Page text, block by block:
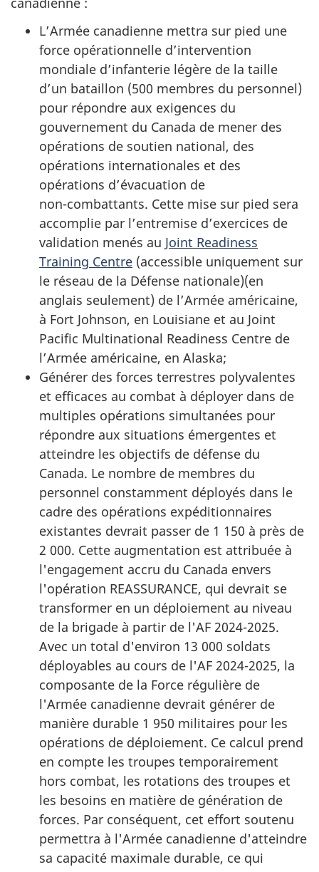
L’Armée canadienne mettra sur pied une
force opérationnelle d’intervention
mondiale d’infanterie légère de la taille
d’un bataillon (500 membres du personnel)
pour répondre aux exigences du
gouvernement du Canada de mener des
opérations de soutien national, des
opérations internationales et des
opérations d’évacuation de
non-combattants. Cette mise sur pied sera
accomplie par l’entremise d’exercices de
validation menés au Joint Readiness
Training Centre (accessible uniquement sur
le réseau de la Défense nationale)(en
anglais seulement) de l’Armée américaine,
à Fort Johnson, en Louisiane et au Joint
Pacific Multinational Readiness Centre de
l’Armée américaine, en Alaska;
Générer des forces terrestres polyvalentes
et efficaces au combat à déployer dans de
multiples opérations simultanées pour
répondre aux situations émergentes et
atteindre les objectifs de défense du
Canada. Le nombre de membres du
personnel constamment déployés dans le
cadre des opérations expéditionnaires
existantes devrait passer de 1 150 à près de
2 000. Cette augmentation est attribuée à
l'engagement accru du Canada envers
l'opération REASSURANCE, qui devrait se
transformer en un déploiement au niveau
de la brigade à partir de l'AF 2024-2025.
Avec un total d'environ 13 000 soldats
déployables au cours de l'AF 2024-2025, la
composante de la Force régulière de
l'Armée canadienne devrait générer de
manière durable 1 950 militaires pour les
opérations de déploiement. Ce calcul prend
en compte les troupes temporairement
hors combat, les rotations des troupes et
les besoins en matière de génération de
forces. Par conséquent, cet effort soutenu
permettra à l'Armée canadienne d'atteindre
sa capacité maximale durable, ce qui